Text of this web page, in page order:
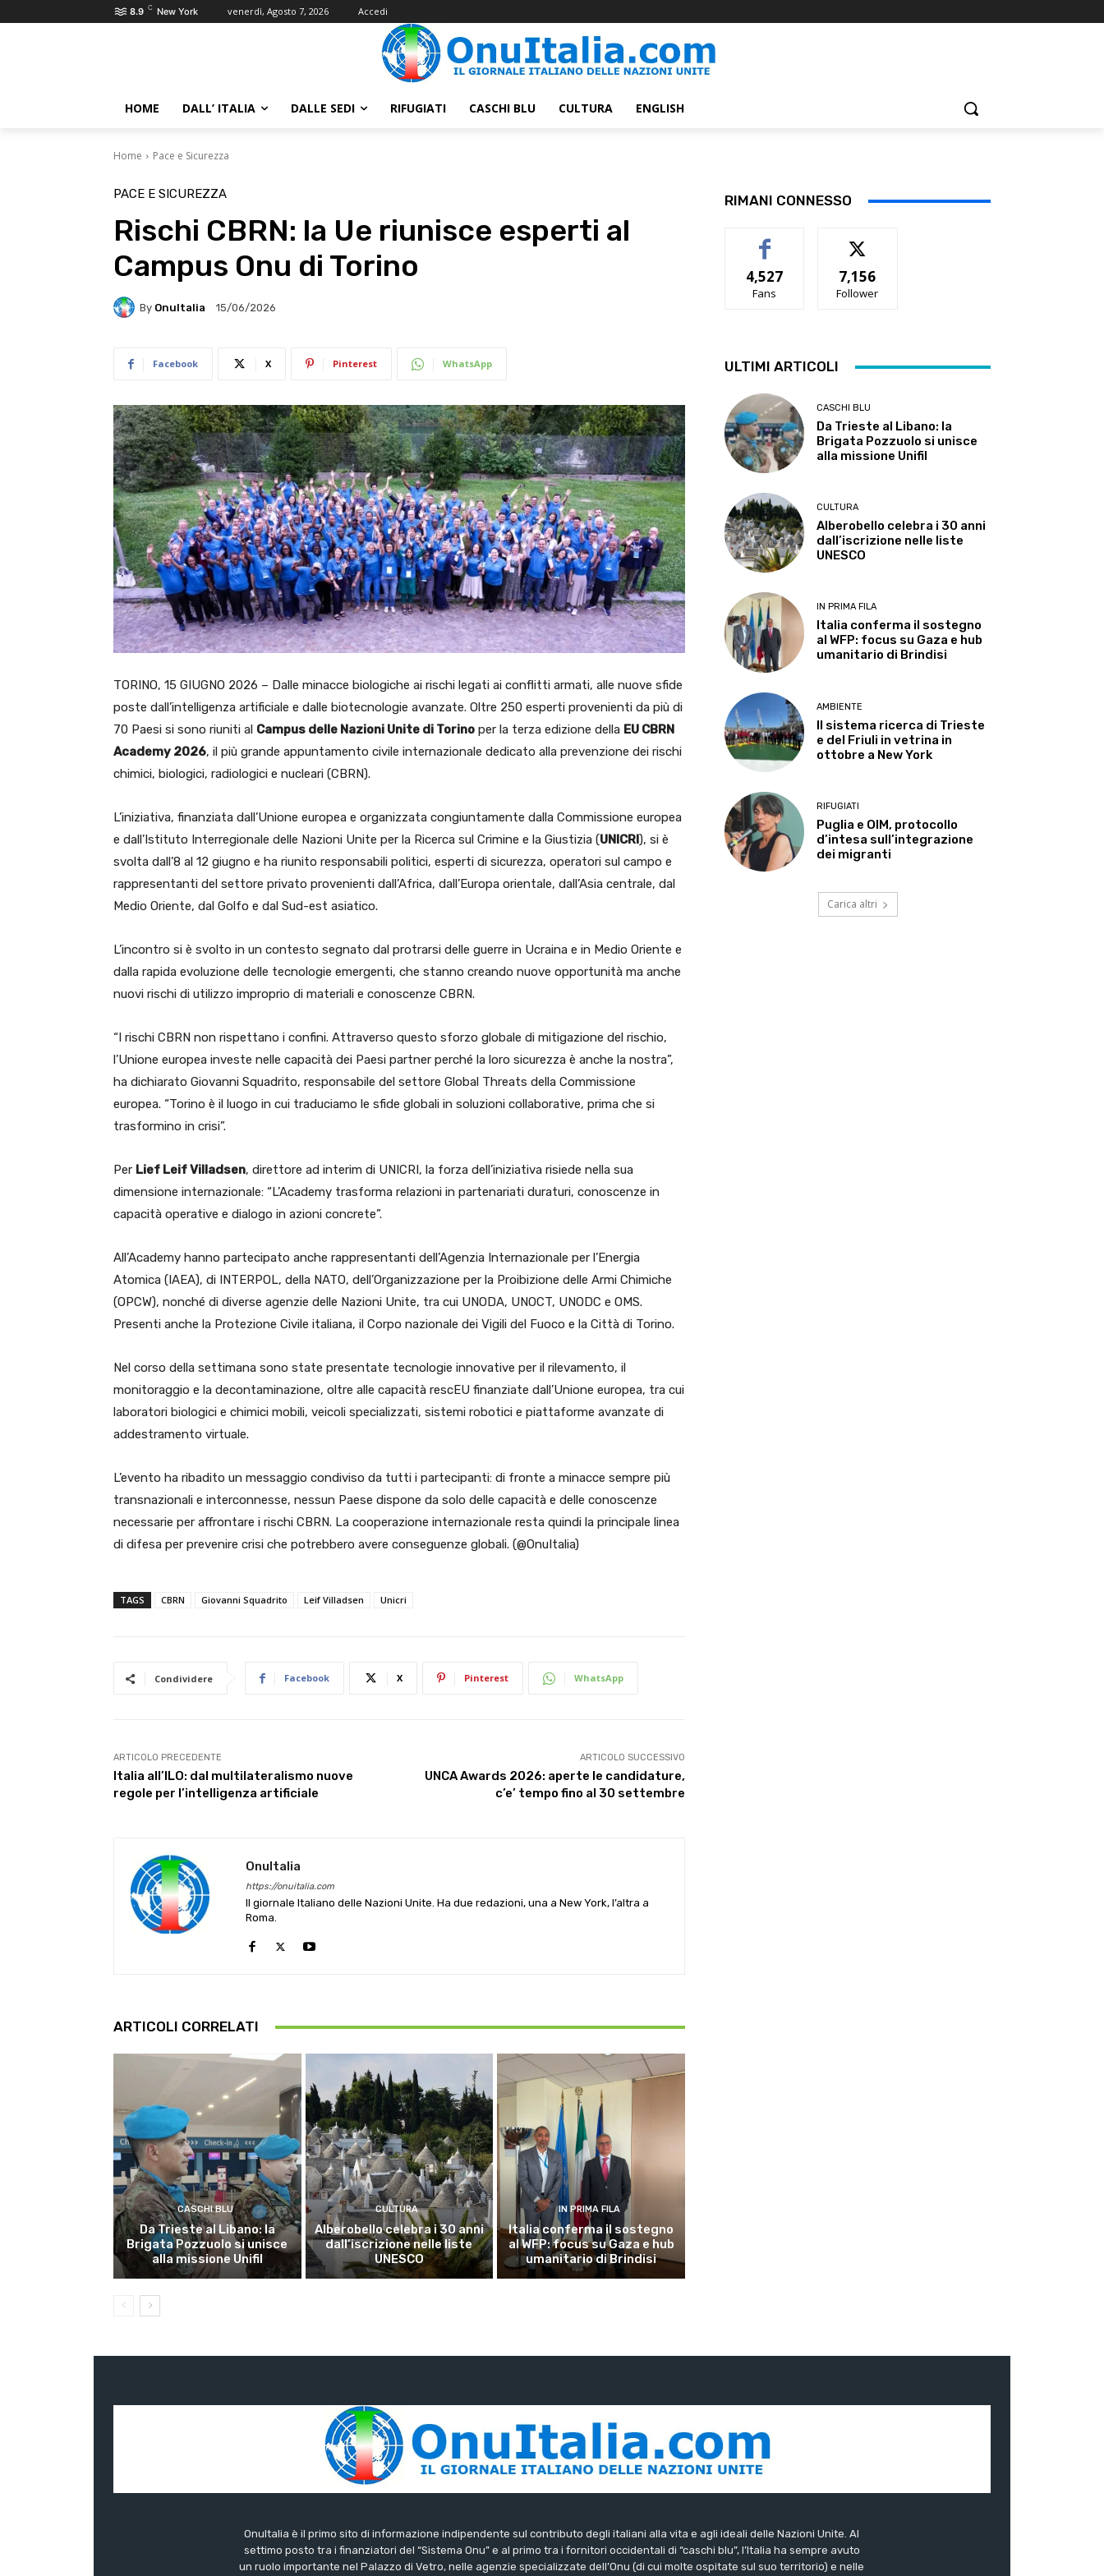
8.9 C New York venerdì, Agosto 7, 2026 Accedi
HOME DALL’ ITALIA DALLE SEDI RIFUGIATI CASCHI BLU CULTURA ENGLISH
Home Pace e Sicurezza
PACE E SICUREZZA
Rischi CBRN: la Ue riunisce esperti al
Campus Onu di Torino
By OnuItalia 15/06/2026
Facebook X Pinterest WhatsApp
TORINO, 15 GIUGNO 2026 – Dalle minacce biologiche ai rischi legati ai conflitti armati, alle nuove sfide
poste dall’intelligenza artificiale e dalle biotecnologie avanzate. Oltre 250 esperti provenienti da più di
70 Paesi si sono riuniti al Campus delle Nazioni Unite di Torino per la terza edizione della EU CBRN
Academy 2026, il più grande appuntamento civile internazionale dedicato alla prevenzione dei rischi
chimici, biologici, radiologici e nucleari (CBRN).
L’iniziativa, finanziata dall’Unione europea e organizzata congiuntamente dalla Commissione europea
e dall’Istituto Interregionale delle Nazioni Unite per la Ricerca sul Crimine e la Giustizia (UNICRI), si è
svolta dall’8 al 12 giugno e ha riunito responsabili politici, esperti di sicurezza, operatori sul campo e
rappresentanti del settore privato provenienti dall’Africa, dall’Europa orientale, dall’Asia centrale, dal
Medio Oriente, dal Golfo e dal Sud-est asiatico.
L’incontro si è svolto in un contesto segnato dal protrarsi delle guerre in Ucraina e in Medio Oriente e
dalla rapida evoluzione delle tecnologie emergenti, che stanno creando nuove opportunità ma anche
nuovi rischi di utilizzo improprio di materiali e conoscenze CBRN.
“I rischi CBRN non rispettano i confini. Attraverso questo sforzo globale di mitigazione del rischio,
l’Unione europea investe nelle capacità dei Paesi partner perché la loro sicurezza è anche la nostra”,
ha dichiarato Giovanni Squadrito, responsabile del settore Global Threats della Commissione
europea. “Torino è il luogo in cui traduciamo le sfide globali in soluzioni collaborative, prima che si
trasformino in crisi”.
Per Lief Leif Villadsen, direttore ad interim di UNICRI, la forza dell’iniziativa risiede nella sua
dimensione internazionale: “L’Academy trasforma relazioni in partenariati duraturi, conoscenze in
capacità operative e dialogo in azioni concrete”.
All’Academy hanno partecipato anche rappresentanti dell’Agenzia Internazionale per l’Energia
Atomica (IAEA), di INTERPOL, della NATO, dell’Organizzazione per la Proibizione delle Armi Chimiche
(OPCW), nonché di diverse agenzie delle Nazioni Unite, tra cui UNODA, UNOCT, UNODC e OMS.
Presenti anche la Protezione Civile italiana, il Corpo nazionale dei Vigili del Fuoco e la Città di Torino.
Nel corso della settimana sono state presentate tecnologie innovative per il rilevamento, il
monitoraggio e la decontaminazione, oltre alle capacità rescEU finanziate dall’Unione europea, tra cui
laboratori biologici e chimici mobili, veicoli specializzati, sistemi robotici e piattaforme avanzate di
addestramento virtuale.
L’evento ha ribadito un messaggio condiviso da tutti i partecipanti: di fronte a minacce sempre più
transnazionali e interconnesse, nessun Paese dispone da solo delle capacità e delle conoscenze
necessarie per affrontare i rischi CBRN. La cooperazione internazionale resta quindi la principale linea
di difesa per prevenire crisi che potrebbero avere conseguenze globali. (@OnuItalia)
TAGS CBRN Giovanni Squadrito Leif Villadsen Unicri
Condividere Facebook X Pinterest WhatsApp
ARTICOLO PRECEDENTE
Italia all’ILO: dal multilateralismo nuove
regole per l’intelligenza artificiale
ARTICOLO SUCCESSIVO
UNCA Awards 2026: aperte le candidature,
c’e’ tempo fino al 30 settembre
OnuItalia
https://onuitalia.com
Il giornale Italiano delle Nazioni Unite. Ha due redazioni, una a New York, l’altra a
Roma.
ARTICOLI CORRELATI
CASCHI BLU
Da Trieste al Libano: la
Brigata Pozzuolo si unisce
alla missione Unifil
CULTURA
Alberobello celebra i 30 anni
dall’iscrizione nelle liste
UNESCO
IN PRIMA FILA
Italia conferma il sostegno
al WFP: focus su Gaza e hub
umanitario di Brindisi
RIMANI CONNESSO
4,527
Fans
7,156
Follower
ULTIMI ARTICOLI
CASCHI BLU
Da Trieste al Libano: la
Brigata Pozzuolo si unisce
alla missione Unifil
CULTURA
Alberobello celebra i 30 anni
dall’iscrizione nelle liste
UNESCO
IN PRIMA FILA
Italia conferma il sostegno
al WFP: focus su Gaza e hub
umanitario di Brindisi
AMBIENTE
Il sistema ricerca di Trieste
e del Friuli in vetrina in
ottobre a New York
RIFUGIATI
Puglia e OIM, protocollo
d’intesa sull’integrazione
dei migranti
Carica altri
OnuItalia è il primo sito di informazione indipendente sul contributo degli italiani alla vita e agli ideali delle Nazioni Unite. Al
settimo posto tra i finanziatori del “Sistema Onu” e al primo tra i fornitori occidentali di “caschi blu”, l’Italia ha sempre avuto
un ruolo importante nel Palazzo di Vetro, nelle agenzie specializzate dell’Onu (di cui molte ospitate sul suo territorio) e nelle